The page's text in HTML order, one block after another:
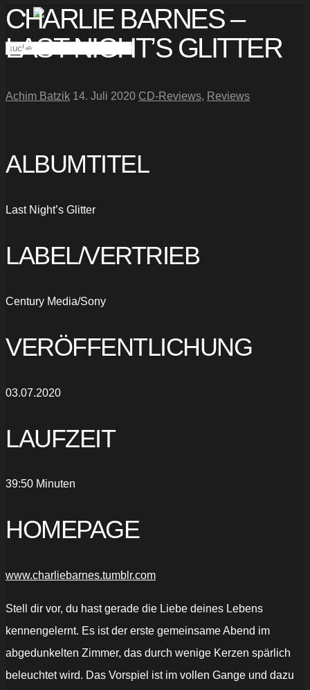
CHARLIE BARNES –
LAST NIGHT’S GLITTER
Achim Batzik 14. Juli 2020 CD-Reviews, Reviews
ALBUMTITEL
Last Night’s Glitter
LABEL/VERTRIEB
Century Media/Sony
VERÖFFENTLICHUNG
03.07.2020
LAUFZEIT
39:50 Minuten
HOMEPAGE
www.charliebarnes.tumblr.com
Stell dir vor, du hast gerade die Liebe deines Lebens
kennengelernt. Es ist der erste gemeinsame Abend im
abgedunkelten Zimmer, das durch wenige Kerzen spärlich
beleuchtet wird. Das Vorspiel ist im vollen Gange und dazu